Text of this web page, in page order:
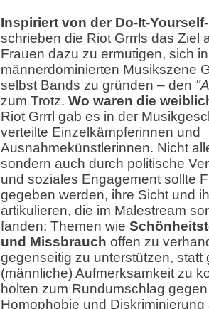
Inspiriert von der Do-It-
schrieben die Riot Grrrls das Ziel
Frauen dazu zu ermutigen, sich
männerdominierten Musikszene
selbst Bands zu gründen – den
zum Trotz. Wo waren die
Riot Grrrl gab es in der
verteilte Einzelkämpferinnen und
Ausnahmekünstlerinnen. Nicht
sondern auch durch politische
und soziales Engagement sollte
gegeben werden, ihre Sicht und
artikulieren, die im Malestream
fanden: Themen wie
und Missbrauch offen zu
gegenseitig zu unterstützen, statt
(männliche) Aufmerksamkeit zu
holten zum Rundumschlag
Homophobie und